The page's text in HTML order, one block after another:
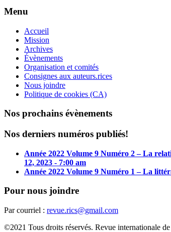
Menu
Accueil
Mission
Archives
Évènements
Organisation et comités
Consignes aux auteurs.rices
Nous joindre
Politique de cookies (CA)
Nos prochains évènements
Nos derniers numéros publiés!
Année 2022 Volume 9 Numéro 2 – La
12, 2023 - 7:00 am
Année 2022 Volume 9 Numéro 1 – La
Pour nous joindre
Par courriel : revue.rics@gmail.com
©2021 Tous droits réservés. Revue internationale